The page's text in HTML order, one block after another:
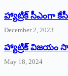
హ్యాట్రిక్‌ ‌సీఎంగా
December 2, 2023
హ్యాట్రిక్‌ విజయం
May 18, 2024